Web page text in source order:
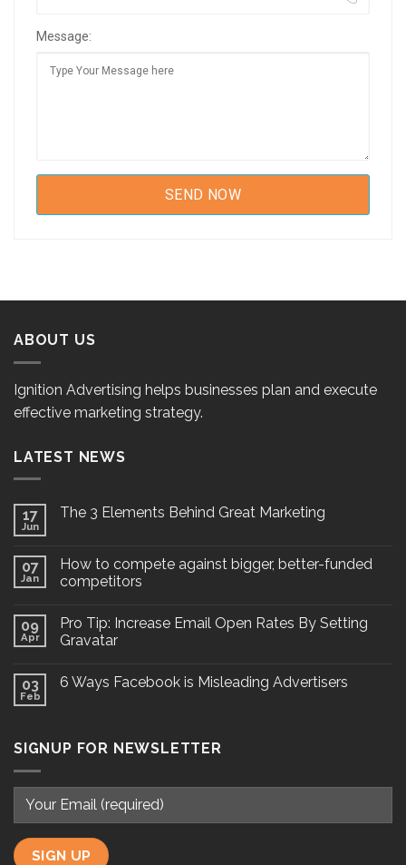
Message:
ABOUT US
Ignition Advertising helps businesses plan and execute
effective marketing strategy.
LATEST NEWS
17
Jun
The 3 Elements Behind Great Marketing
07
Jan
How to compete against bigger, better-funded
competitors
09
Apr
Pro Tip: Increase Email Open Rates By Setting
Gravatar
03
Feb
6 Ways Facebook is Misleading Advertisers
SIGNUP FOR NEWSLETTER